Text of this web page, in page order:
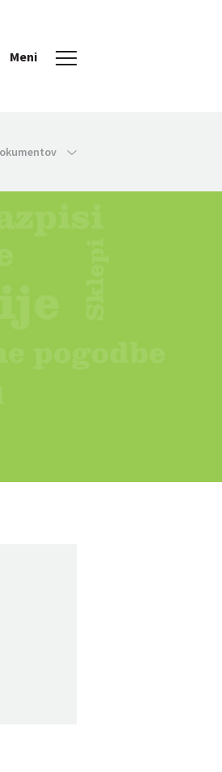
Meni